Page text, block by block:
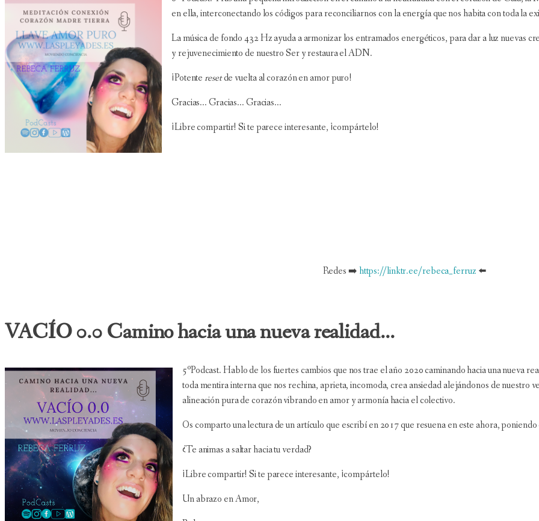
en ella, interconectando los códigos para reconciliarnos con la energía que nos habita con toda la
La música de fondo 432 Hz ayuda a armonizar los entramados energéticos, para dar a luz nuevas
y rejuvenecimiento de nuestro Ser y restaura el ADN.
¡Potenteresetde vuelta al corazón en amor puro!
Gracias... Gracias... Gracias...
¡Libre compartir! Si te parece interesante, ¡compártelo!
Redes ➡️https://linktr.ee/rebeca_ferruz ⬅️
VACÍO 0.0 Camino hacia una nueva realidad...
5ºPodcast. Hablo de los fuertes cambios que nos trae el año 2020 caminando hacia una nueva
toda mentira interna que nos rechina, aprieta, incomoda, crea ansiedad alejándonos de
alineación pura de corazón vibrando en amor y armonía hacia el colectivo.
Os comparto una lectura de un artículo que escribí en 2017 que resuena en este ahora,
¿Te animas a saltar hacia tu verdad?
¡Libre compartir! Si te parece interesante, ¡compártelo!
Un abrazo en Amor,